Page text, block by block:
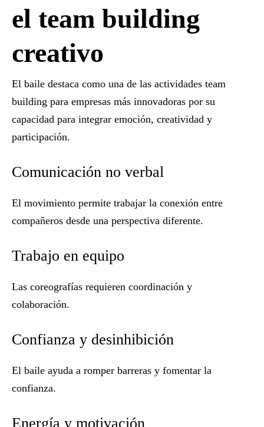
el team building
creativo
El baile destaca como una de las actividades team
building para empresas más innovadoras por su
capacidad para integrar emoción, creatividad y
participación.
Comunicación no verbal
El movimiento permite trabajar la conexión entre
compañeros desde una perspectiva diferente.
Trabajo en equipo
Las coreografías requieren coordinación y
colaboración.
Confianza y desinhibición
El baile ayuda a romper barreras y fomentar la
confianza.
Energía y motivación